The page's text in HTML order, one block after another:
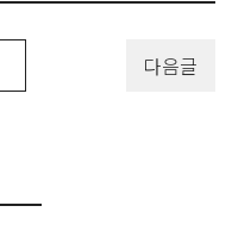
다음글